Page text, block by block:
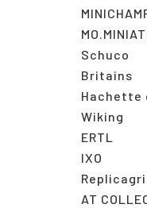
Schuco
Britains
Hachette
Wiking
ERTL
IXO
AT